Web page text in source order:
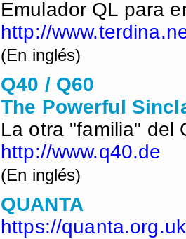
Emulador QL para
http://
(En inglés)
Q40 / Q60
The Powerful
La otra "familia" del
http://www.q40.de
(En inglés)
QUANTA
https://quanta.org.uk